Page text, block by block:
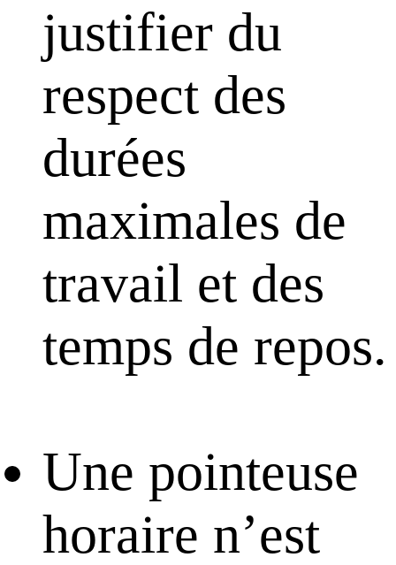
justifier du
respect des
durées
maximales de
travail et des
temps de repos.
Une pointeuse
horaire n’est